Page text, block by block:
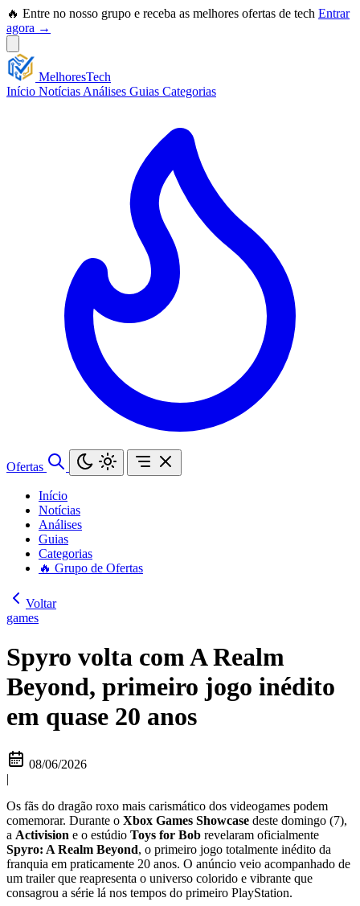
🔥 Entre no nosso grupo e receba as melhores ofertas de tech Entrar
agora →
MelhoresTech
Início Notícias Análises Guias Categorias
Ofertas
Início
Notícias
Análises
Guias
Categorias
🔥 Grupo de Ofertas
Voltar
games
Spyro volta com A Realm
Beyond, primeiro jogo inédito
em quase 20 anos
08/06/2026
|
Os fãs do dragão roxo mais carismático dos videogames podem
comemorar. Durante o Xbox Games Showcase deste domingo (7),
a Activision e o estúdio Toys for Bob revelaram oficialmente
Spyro: A Realm Beyond, o primeiro jogo totalmente inédito da
franquia em praticamente 20 anos. O anúncio veio acompanhado de
um trailer que reapresenta o universo colorido e vibrante que
consagrou a série lá nos tempos do primeiro PlayStation.